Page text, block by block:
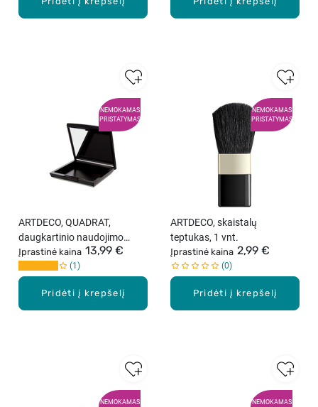
NEMOKAMAS
PRISTATYMAS
Pridėti į krepšelį
ARTDECO, QUADRAT,
daugkartinio naudojimo
dėžutė, 1 vnt.
Įprastinė kaina 13,99 €
1
NEMOKAMAS
PRISTATYMAS
Pridėti į krepšelį
ARTDECO, skaistalų
teptukas, 1 vnt.
Įprastinė kaina 2,99 €
0
NEMOKAMAS NEMOKAMAS